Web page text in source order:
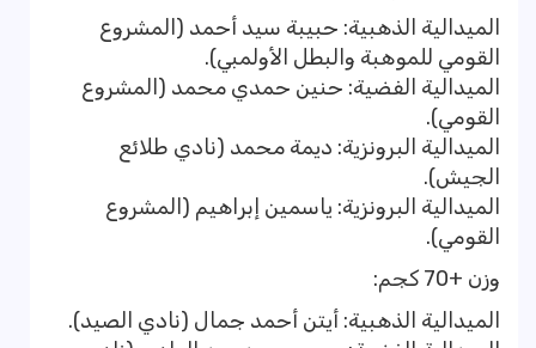
الميدالية الذهبية: حبيبة سيد أحمد (المشروع
القومي للموهبة والبطل الأولمبي).
الميدالية الفضية: حنين حمدي محمد (المشروع
القومي).
الميدالية البرونزية: ديمة محمد (نادي طلائع
الجيش).
الميدالية البرونزية: ياسمين إبراهيم (المشروع
القومي).
وزن +70 كجم:
الميدالية الذهبية: أيتن أحمد جمال (نادي الصيد).